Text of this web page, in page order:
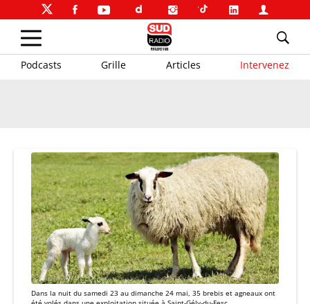
Podcasts Grille Articles Intervenez
Dans la nuit du samedi 23 au dimanche 24 mai, 35 brebis et agneaux ont